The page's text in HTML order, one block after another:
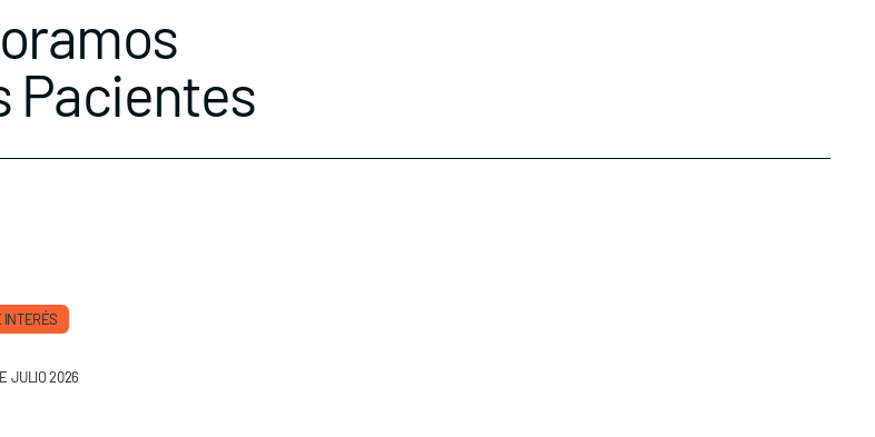
Pacientes
INTERÉS
JULIO 2026